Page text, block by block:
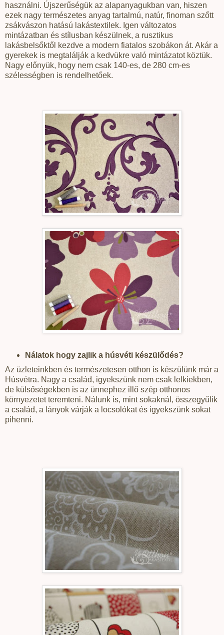
használni. Újszerűségük az alapanyagukban van, hiszen
ezek nagy természetes anyag tartalmú, natúr, finoman szőtt
zsákvászon hatású lakástextilek. Igen változatos
mintázatban és stílusban készülnek, a rusztikus
lakásbelsőktől kezdve a modern fiatalos szobákon át. Akár a
gyerekek is megtalálják a kedvükre való mintázatot köztük.
Nagy előnyük, hogy nem csak 140-es, de 280 cm-es
szélességben is rendelhetőek.
Nálatok hogy zajlik a húsvéti készülődés?
Az üzleteinkben és természetesen otthon is készülünk már a
Húsvétra. Nagy a család, igyekszünk nem csak lelkiekben,
de külsőségekben is az ünnephez illő szép otthonos
környezetet teremteni. Nálunk is, mint sokaknál, összegyűlik
a család, a lányok várják a locsolókat és igyekszünk sokat
pihenni.